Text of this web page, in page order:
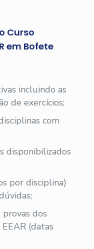
Curso
em Bofete
incluindo as
de exercícios;
com
disponibilizados
por disciplina)
dos
(datas